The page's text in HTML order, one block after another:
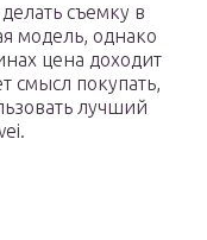
съемку в
модель, однако
цена доходит
смысл покупать,
лучший